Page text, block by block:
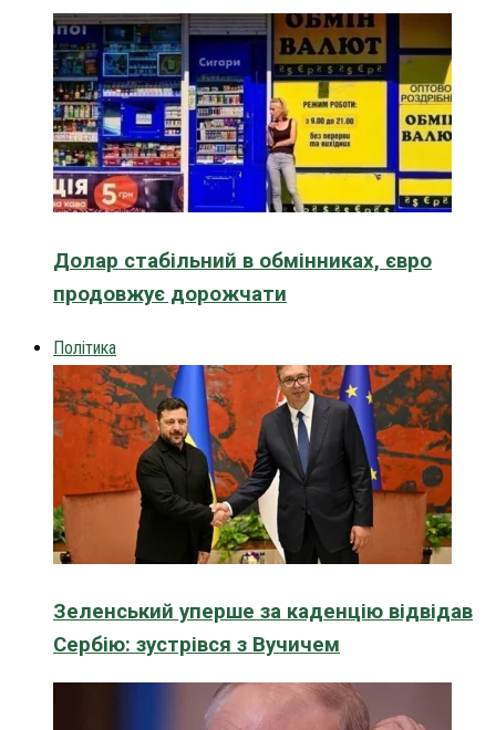
Долар стабільний в обмінниках, євро
продовжує дорожчати
Політика
Зеленський уперше за каденцію відвідав
Сербію: зустрівся з Вучичем